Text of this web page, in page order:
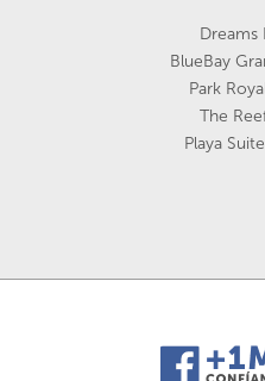
Dreams
BlueBay
Park
The
Playa